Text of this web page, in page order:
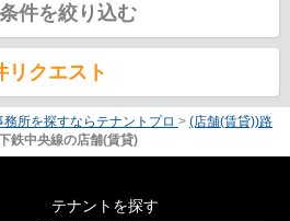
件を絞り込む
リクエスト
務所を探すならテナントプロ > (店舗(賃貸))路
鉄中央線の店舗(賃貸)
テナントを探す